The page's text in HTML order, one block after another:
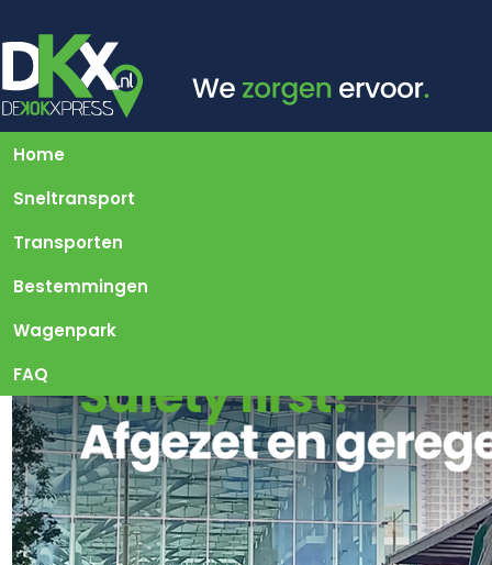
Home
Sneltransport
Transporten
Bestemmingen
Wagenpark
FAQ